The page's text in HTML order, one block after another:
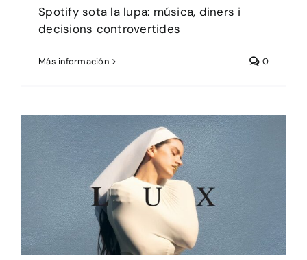
Spotify sota la lupa: música, diners i
decisions controvertides
Más información 0
Sin categoría